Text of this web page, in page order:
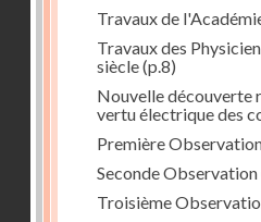
Travaux de
Travaux des
siècle(p.8)
Nouvelle découverte
vertu électrique des
Première
Seconde Observation
Troisième